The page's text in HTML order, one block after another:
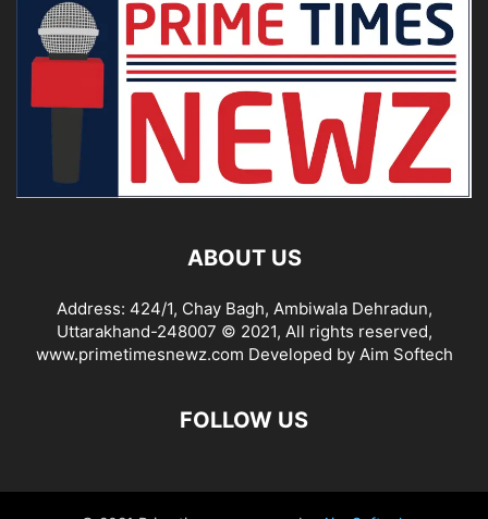
ABOUT US
Address: 424/1, Chay Bagh, Ambiwala Dehradun,
Uttarakhand-248007 © 2021, All rights reserved,
www.primetimesnewz.com Developed by Aim Softech
FOLLOW US